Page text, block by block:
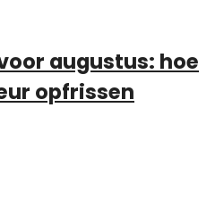
augustus: hoe
opfrissen